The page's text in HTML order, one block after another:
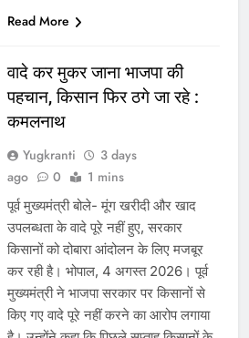
Read More
वादे कर मुकर जाना भाजपा की
पहचान, किसान फिर ठगे जा रहे :
कमलनाथ
Yugkranti
3 days
ago
0 1 mins
पूर्व मुख्यमंत्री बोले- मूंग खरीदी और खाद
उपलब्धता के वादे पूरे नहीं हुए, सरकार
किसानों को दोबारा आंदोलन के लिए मजबूर
कर रही है। भोपाल, 4 अगस्त 2026। पूर्व
मुख्यमंत्री ने भाजपा सरकार पर किसानों से
किए गए वादे पूरे नहीं करने का आरोप लगाया